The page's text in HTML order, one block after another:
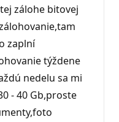
zálohe bitovej
zaplní
týždene
nedelu sa mi
- 40 Gb,proste